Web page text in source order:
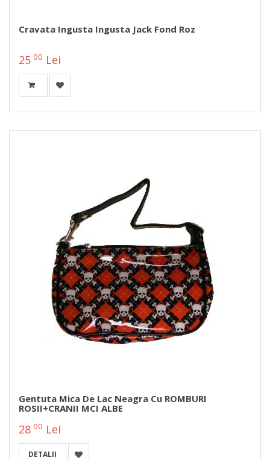
Cravata Ingusta Ingusta Jack Fond Roz
25 00 Lei
Gentuta Mica De Lac Neagra Cu ROMBURI
ROSII+CRANII MCI ALBE
28 00 Lei
DETALII